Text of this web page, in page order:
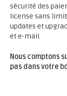
sécurité des
license sans
updates et
et e-mail.
Nous comptons
pas dans votre